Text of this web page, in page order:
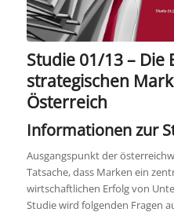
Studie 01/13 – Die
strategischen
Österreich
Informationen zur
Ausgangspunkt der
Tatsache, dass Marken ein
wirtschaftlichen Erfolg von
Studie wird folgenden Fragen